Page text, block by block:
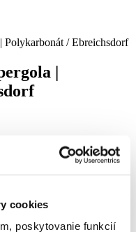
cookies
poskytovanie funkcií
/ Ebreichsdorf
|